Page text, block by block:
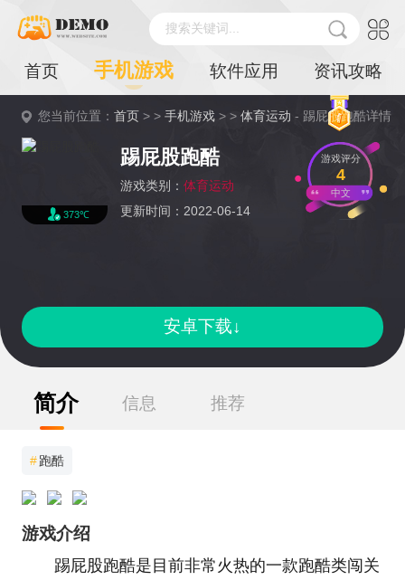
搜索关键词...
首页 手机游戏 软件应用 资讯攻略
您当前位置：首页 > >手机游戏 > >体育运动 - 踢屁股跑酷详情
373℃
踢屁股跑酷
游戏类别： 体育运动
更新时间：2022-06-14
游戏评分
4
中文
安卓下载↓
简介 信息 推荐
#跑酷
游戏介绍
踢屁股跑酷是目前非常火热的一款跑酷类闯关